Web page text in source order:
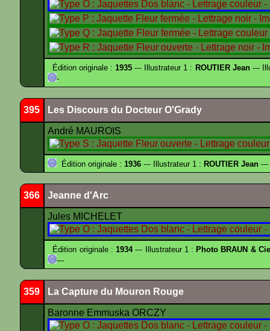
Édition originale :1935 --- Illustrateur 1 : ROUTIER Jean---
-
395 Les Discours du Docteur O'Grady
André MAUROIS
Édition originale : 1936 --- Illustrateur 1 : ROUTIER Jean ---
366 Jeanne d'Arc
Jules MICHELET
Édition originale :1934--- Illustrateur 1 : Photo BRAUN &
---
359 La Capture du Mouron Rouge
Baronne Emmuska ORCZY